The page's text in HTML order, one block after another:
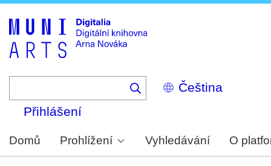
Select
your
Přihlášení
Domů Prohlížení Vyhledávání O